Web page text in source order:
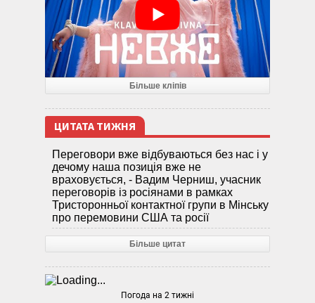
Більше кліпів
ЦИТАТА ТИЖНЯ
Переговори вже відбуваються без нас і у
дечому наша позиція вже не
враховується, - Вадим Черниш, учасник
переговорів із росіянами в рамках
Тристоронньої контактної групи в Мінську
про перемовини США та росії
Більше цитат
Погода на 2 тижні